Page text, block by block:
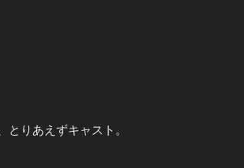
とりあえずキャスト。